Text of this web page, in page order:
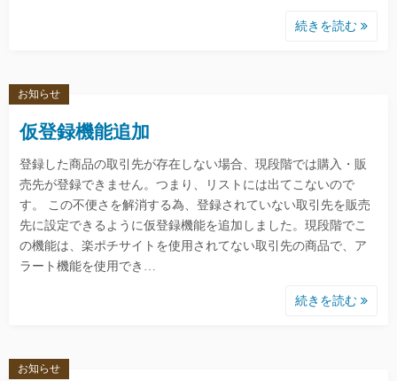
続きを読む
仮登録機能追加
登録した商品の取引先が存在しない場合、現段階では購入・販
売先が登録できません。つまり、リストには出てこないので
す。 この不便さを解消する為、登録されていない取引先を販売
先に設定できるように仮登録機能を追加しました。現段階でこ
の機能は、楽ポチサイトを使用されてない取引先の商品で、ア
ラート機能を使用でき…
続きを読む
お知らせ
お知らせ